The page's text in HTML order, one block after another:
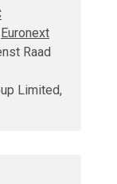
Euronext
Raad
Limited,